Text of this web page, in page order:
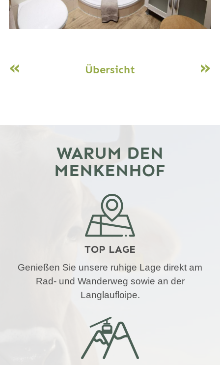
« Übersicht »
WARUM DEN
MENKENHOF
TOP LAGE
Genießen Sie unsere ruhige Lage direkt am
Rad- und Wanderweg sowie an der
Langlaufloipe.